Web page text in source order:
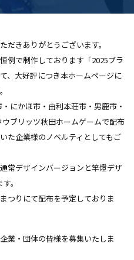
だきありがとうございます。
例で制作しております「2025ブラ
、大好評につき本ホームページに
にかほ市・由利本荘市・男鹿市・
ブリッツ秋田ホームゲームで配布
た企業様のノベルティとしてもご
常デザインバージョンと竿燈デザ
。
つりにて配布を予定しておりま
業・団体の皆様を募集いたしま